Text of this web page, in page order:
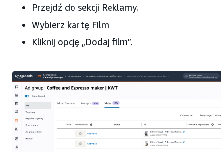
Przejdź do sekcji Reklamy.
Wybierz kartę Film.
Kliknij opcję „Dodaj film”.